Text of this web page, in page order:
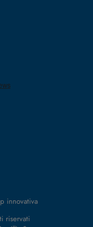
innovativa
riservati